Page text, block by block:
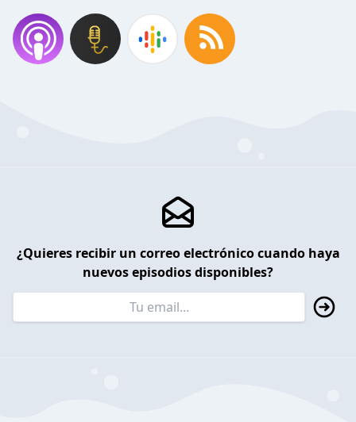
¿Quieres recibir un correo electrónico cuando haya
nuevos episodios disponibles?